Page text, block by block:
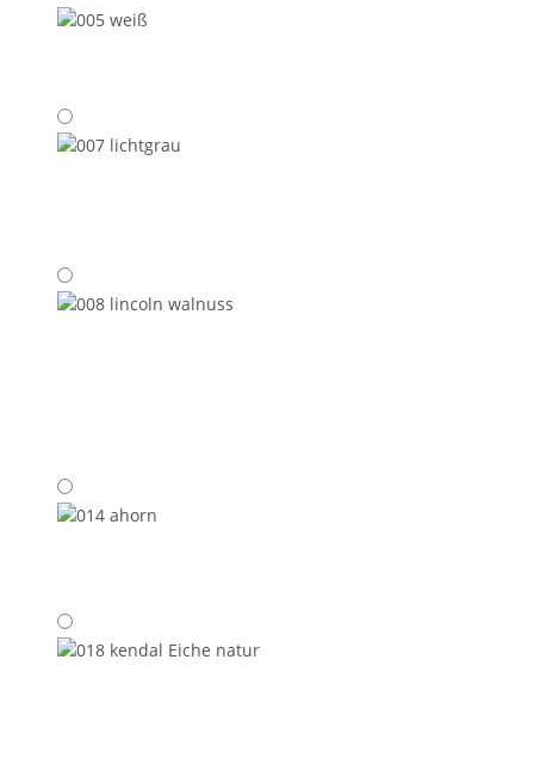
005
weiß
007
lichtgrau
008
lincoln
walnuss
014
ahorn